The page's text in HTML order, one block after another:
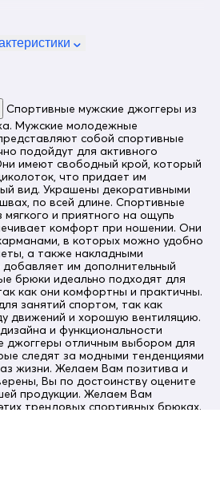
Ткань, Натуральные
материалы
(боковой)
- Надписи
Спортивные мужские джоггеры из
Мужские молодежные
собой спортивные
подойдут для активного
имеют свободный крой, который
что придает им
вид. Украшены декоративными
по всей длине. Спортивные
и приятного на ощупь
комфорт при ношении. Они
в которых можно удобно
а также накладными
им дополнительный
брюки идеально подходят для
как они комфортны и практичны.
занятий спортом, так как
движений и хорошую вентиляцию.
и функциональности
джоггеры отличным выбором для
следят за модными тенденциями
жизни. Желаем Вам позитива и
Вы по достоинству оцените
продукции. Желаем Вам
трендовых спортивных брюках.